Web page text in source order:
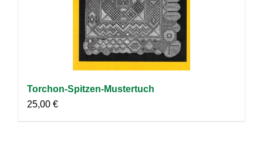
Torchon-Spitzen-Mustertuch
25,00 €